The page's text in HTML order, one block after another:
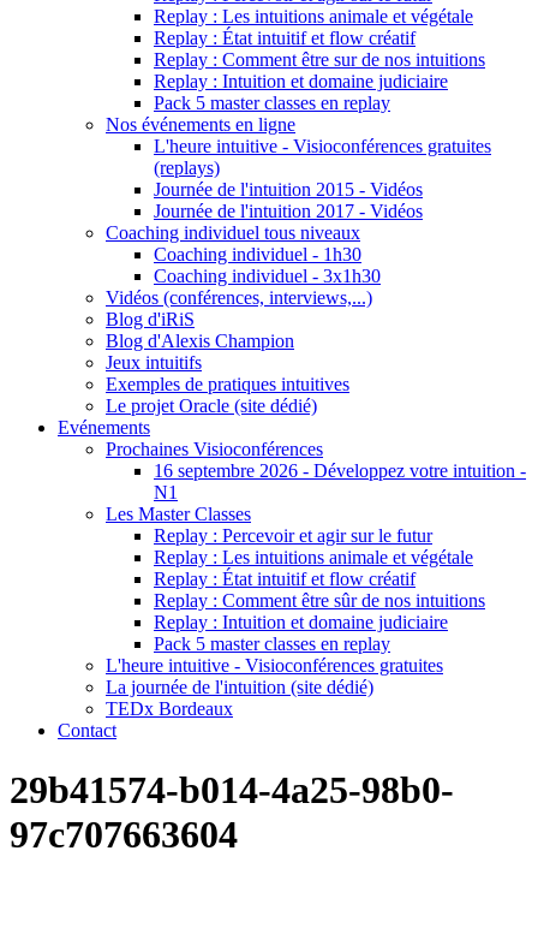
Replay : Les intuitions animale et végétale
Replay : État intuitif et flow créatif
Replay : Comment être sur de nos intuitions
Replay : Intuition et domaine judiciaire
Pack 5 master classes en replay
Nos événements en ligne
L'heure intuitive - Visioconférences gratuites
(replays)
Journée de l'intuition 2015 - Vidéos
Journée de l'intuition 2017 - Vidéos
Coaching individuel tous niveaux
Coaching individuel - 1h30
Coaching individuel - 3x1h30
Vidéos (conférences, interviews,...)
Blog d'iRiS
Blog d'Alexis Champion
Jeux intuitifs
Exemples de pratiques intuitives
Le projet Oracle (site dédié)
Evénements
Prochaines Visioconférences
16 septembre 2026 - Développez votre intuition -
N1
Les Master Classes
Replay : Percevoir et agir sur le futur
Replay : Les intuitions animale et végétale
Replay : État intuitif et flow créatif
Replay : Comment être sûr de nos intuitions
Replay : Intuition et domaine judiciaire
Pack 5 master classes en replay
L'heure intuitive - Visioconférences gratuites
La journée de l'intuition (site dédié)
TEDx Bordeaux
Contact
29b41574-b014-4a25-98b0-
97c707663604